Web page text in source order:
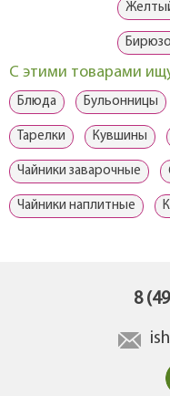
С этими товарами
Блюда Бульонницы
Тарелки Кувшины
Чайники заварочные
Чайники наплитные
8